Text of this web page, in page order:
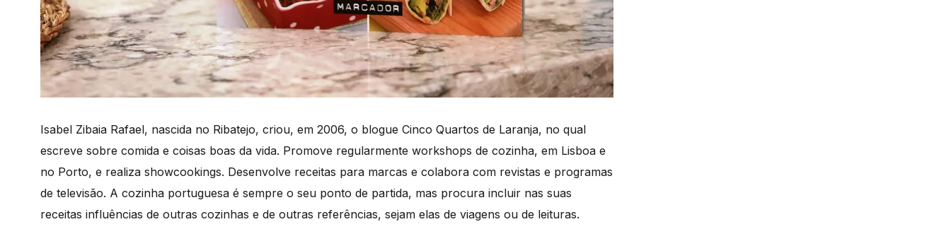
Isabel Zibaia Rafael, nascida no Ribatejo, criou, em 2006, o blogue Cinco Quartos de Laranja, no qual
escreve sobre comida e coisas boas da vida. Promove regularmente workshops de cozinha, em Lisboa e
no Porto, e realiza showcookings. Desenvolve receitas para marcas e colabora com revistas e programas
de televisão. A cozinha portuguesa é sempre o seu ponto de partida, mas procura incluir nas suas
receitas influências de outras cozinhas e de outras referências, sejam elas de viagens ou de leituras.